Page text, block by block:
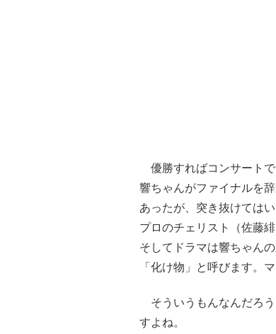
優勝すればコンサート
響ちゃんがファイナルを
あったが、突き抜けては
プロのチェリスト（佐藤
そしてドラマは響ちゃん
「化け物」と呼びます。
そういうもんなんだろ
すよね。